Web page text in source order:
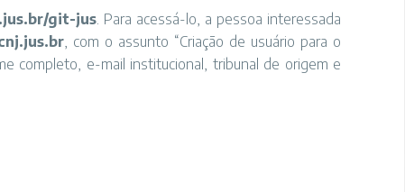
git-jus. Para acessá-lo, a pessoa interessada
, com o assunto “Criação de usuário para o
completo, e-mail institucional, tribunal de origem e